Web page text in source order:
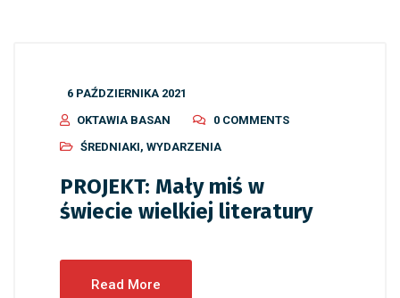
6 PAŹDZIERNIKA 2021
OKTAWIA BASAN
0 COMMENTS
ŚREDNIAKI, WYDARZENIA
PROJEKT: Mały miś w
świecie wielkiej literatury
Read More